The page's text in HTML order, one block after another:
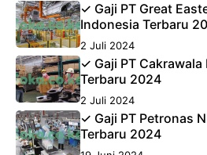
✓ Gaji PT Great
Indonesia Terbaru
2 Juli 2024
✓ Gaji PT Cakrawala
Terbaru 2024
2 Juli 2024
✓ Gaji PT Petronas
Terbaru 2024